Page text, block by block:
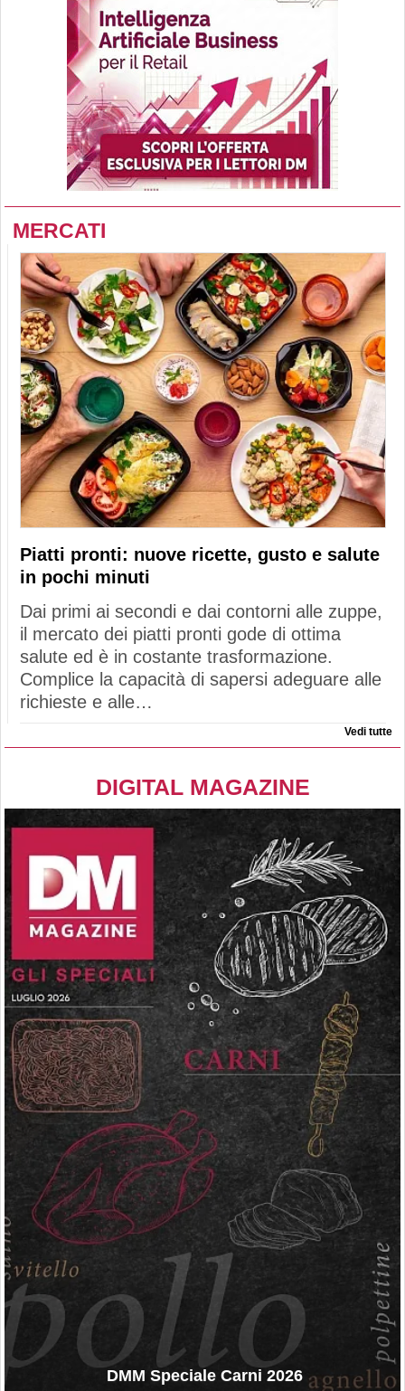
MERCATI
Piatti pronti: nuove ricette, gusto e salute
in pochi minuti
Dai primi ai secondi e dai contorni alle zuppe,
il mercato dei piatti pronti gode di ottima
salute ed è in costante trasformazione.
Complice la capacità di sapersi adeguare alle
richieste e alle…
Vedi tutte
DIGITAL MAGAZINE
DMM Speciale Carni 2026